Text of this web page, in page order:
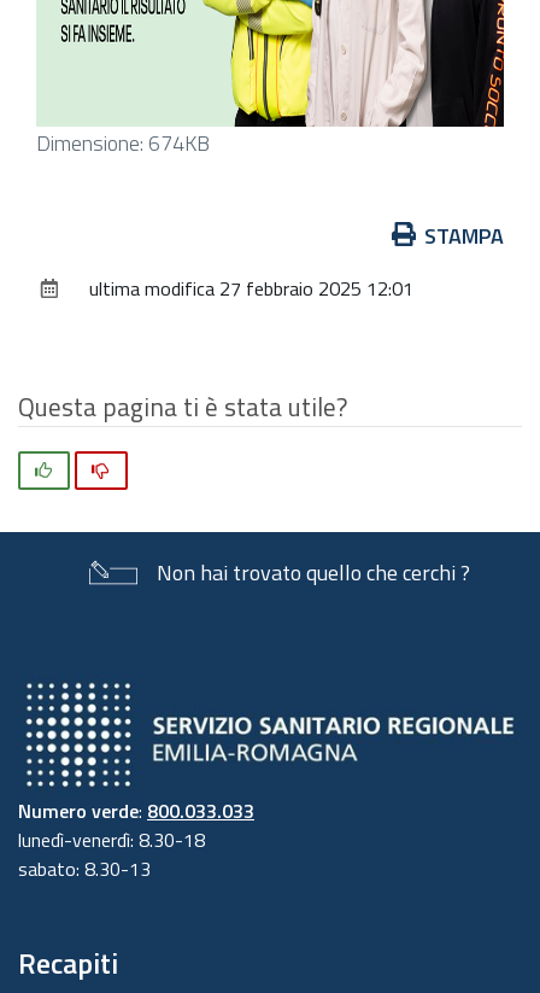
Clicca
alle
dimensioni
Dimensione: 674KB
documento
STAMPA
ultima modifica 27 febbraio 2025 12:01
Questa pagina ti è stata utile?
Non hai trovato quello che cerchi ?
Numero verde: 800.033.033
lunedì-venerdì: 8.30-18
sabato: 8.30-13
Recapiti